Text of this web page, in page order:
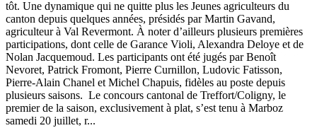
tôt. Une dynamique qui ne quitte plus les Jeunes agriculteurs du
canton depuis quelques années, présidés par Martin Gavand,
agriculteur à Val Revermont. À noter d’ailleurs plusieurs premières
participations, dont celle de Garance Violi, Alexandra Deloye et de
Nolan Jacquemoud. Les participants ont été jugés par Benoît
Nevoret, Patrick Fromont, Pierre Curnillon, Ludovic Fatisson,
Pierre-Alain Chanel et Michel Chapuis, fidèles au poste depuis
plusieurs saisons. Le concours cantonal de Treffort/Coligny, le
premier de la saison, exclusivement à plat, s’est tenu à Marboz
samedi 20 juillet, r...